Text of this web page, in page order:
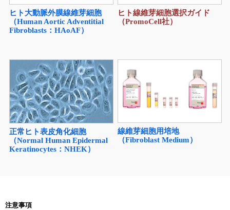
ヒト大動脈外膜線維芽細胞
（Human Aortic Adventitial
Fibroblasts：HAoAF）
ヒト線維芽細胞選択ガイド
（PromoCell社）
正常ヒト表皮角化細胞
（Normal Human Epidermal
Keratinocytes：NHEK）
線維芽細胞用培地
（Fibroblast Medium）
注意事項